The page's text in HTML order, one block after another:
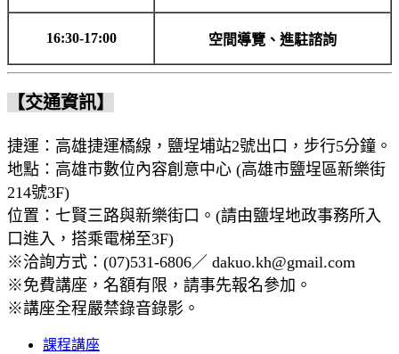
16:30-17:00 空間導覽、進駐諮詢
【交通資訊】
捷運：高雄捷運橘線，鹽埕埔站2號出口，步行5分鐘。​
地點：高雄市數位內容創意中心 (高雄市鹽埕區新樂街
214號3F)​
位置：七賢三路與新樂街口。(請由鹽埕地政事務所入
口進入，搭乘電梯至3F)​
※洽詢方式：(07)531-6806／ dakuo.kh@gmail.com ​
※免費講座，名額有限，請事先報名參加。​
※講座全程嚴禁錄音錄影。​
課程講座